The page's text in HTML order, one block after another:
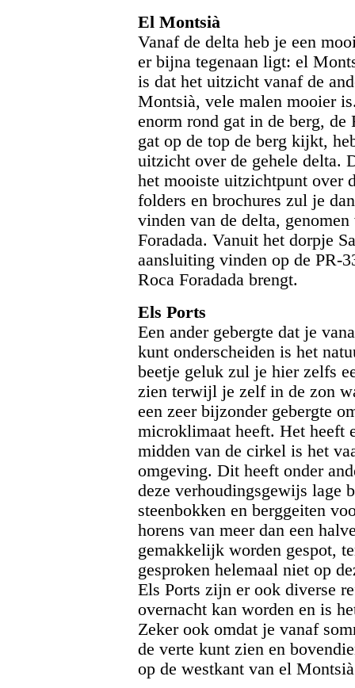
El Montsià
Vanaf de delta heb je een
er bijna tegenaan ligt: el
is dat het uitzicht vanaf de
Montsià, vele malen mooier
enorm rond gat in de berg,
gat op de top de berg kijkt,
uitzicht over de gehele delta.
het mooiste uitzichtpunt over
folders en brochures zul je
vinden van de delta,
Foradada. Vanuit het dorpje
aansluiting vinden op de PR-
Roca Foradada brengt.
Els Ports
Een ander gebergte dat je
kunt onderscheiden is het
beetje geluk zul je hier zelfs
zien terwijl je zelf in de zon
een zeer bijzonder gebergte
microklimaat heeft. Het heeft
midden van de cirkel is het
omgeving. Dit heeft onder
deze verhoudingsgewijs lage
steenbokken en berggeiten
horens van meer dan een
gemakkelijk worden gespot,
gesproken helemaal niet op
Els Ports zijn er ook diverse
overnacht kan worden en is
Zeker ook omdat je vanaf
de verte kunt zien en
op de westkant van el